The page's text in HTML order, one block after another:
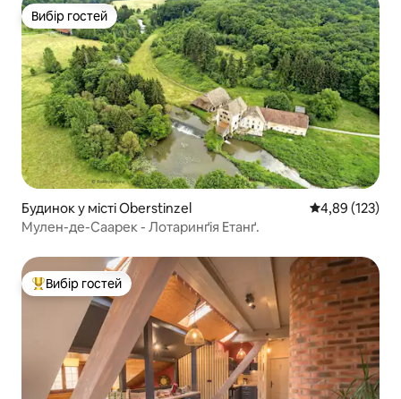
Вибір гостей
Вибір гостей
Будинок у місті Oberstinzel Середня
4,89 (123)
Мулен-де-Саарек - Лотаринґія Етанґ.
Топ вибір гостей
Вибір гостей